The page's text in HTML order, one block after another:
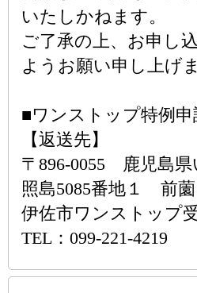
いたしかねます。
ご了承の上、お申し
ようお願い申し上げま
■ワンストップ特例申
【返送先】
〒896-0055 鹿児島
照島5085番地１ 前薗
伊佐市ワンストップ
TEL：099-221-4219